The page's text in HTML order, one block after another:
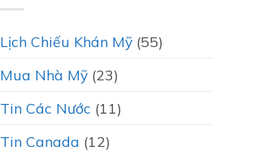
Lịch Chiếu Khán Mỹ(55)
Mua Nhà Mỹ(23)
Tin Các Nước (11)
Tin Canada (12)